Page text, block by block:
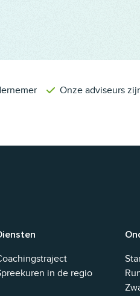
Onze adviseurs
niet worden gewijzigd.
in de regio